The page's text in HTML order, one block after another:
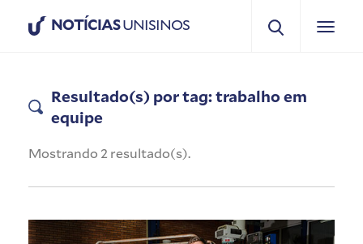
NOTÍCIASUNISINOS
Resultado(s) por tag: trabalho em
equipe
Mostrando 2 resultado(s).